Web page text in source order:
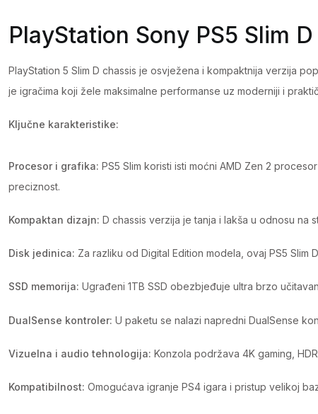
PlayStation Sony PS5 Slim
PlayStation 5 Slim D chassis je osvježena i kompaktnija verzija
je igračima koji žele maksimalne performanse uz moderniji i
Ključne karakteristike:
Procesor i grafika: PS5 Slim koristi isti moćni AMD Zen 2
preciznost.
Kompaktan dizajn: D chassis verzija je tanja i lakša u odnosu
Disk jedinica: Za razliku od Digital Edition modela, ovaj PS5
SSD memorija: Ugrađeni 1TB SSD obezbjeđuje ultra brzo
DualSense kontroler: U paketu se nalazi napredni DualSense
Vizuelna i audio tehnologija: Konzola podržava 4K gaming,
Kompatibilnost: Omogućava igranje PS4 igara i pristup velikoj